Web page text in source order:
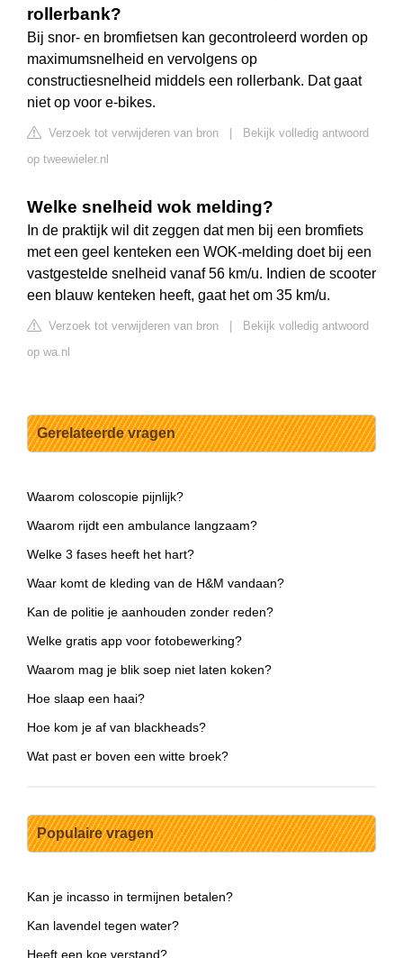
rollerbank?
Bij snor- en bromfietsen kan gecontroleerd worden op
maximumsnelheid en vervolgens op
constructiesnelheid middels een rollerbank. Dat gaat
niet op voor e-bikes.
Verzoek tot verwijderen van bron
Bekijk volledig antwoord
op tweewieler.nl
Welke snelheid wok melding?
In de praktijk wil dit zeggen dat men bij een bromfiets
met een geel kenteken een WOK-melding doet bij een
vastgestelde snelheid vanaf 56 km/u. Indien de scooter
een blauw kenteken heeft, gaat het om 35 km/u.
Verzoek tot verwijderen van bron
Bekijk volledig antwoord
op wa.nl
Gerelateerde vragen
Waarom coloscopie pijnlijk?
Waarom rijdt een ambulance langzaam?
Welke 3 fases heeft het hart?
Waar komt de kleding van de H&M vandaan?
Kan de politie je aanhouden zonder reden?
Welke gratis app voor fotobewerking?
Waarom mag je blik soep niet laten koken?
Hoe slaap een haai?
Hoe kom je af van blackheads?
Wat past er boven een witte broek?
Populaire vragen
Kan je incasso in termijnen betalen?
Kan lavendel tegen water?
Heeft een koe verstand?